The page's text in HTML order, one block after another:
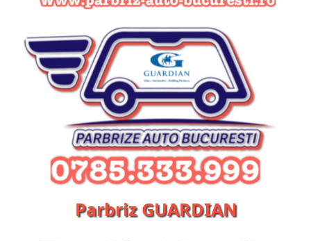
Parbriz GUARDIAN